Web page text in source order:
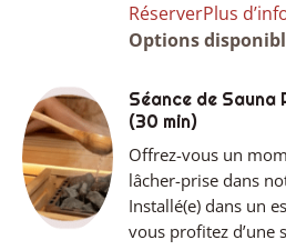
RéserverPlus
Options
Séance de
(30 min)
Offrez-vous un
lâcher-prise dans
Installé(e) dans un
vous profitez d’une